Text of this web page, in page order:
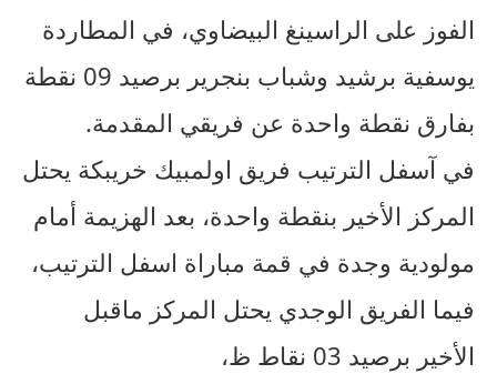
الفوز على الراسينغ البيضاوي، في المطاردة
يوسفية برشيد وشباب بنجرير برصيد 09 نقطة
بفارق نقطة واحدة عن فريقي المقدمة.
في آسفل الترتيب فريق اولمبيك خريبكة يحتل
المركز الأخير بنقطة واحدة، بعد الهزيمة أمام
مولودية وجدة في قمة مباراة اسفل الترتيب،
فيما الفريق الوجدي يحتل المركز ماقبل
الأخير برصيد 03 نقاط ظ،